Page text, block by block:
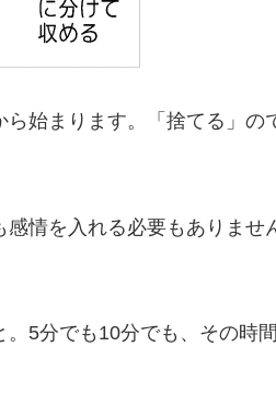
始まります。「捨てる」
感情を入れる必要もありま
5分でも10分でも、その時